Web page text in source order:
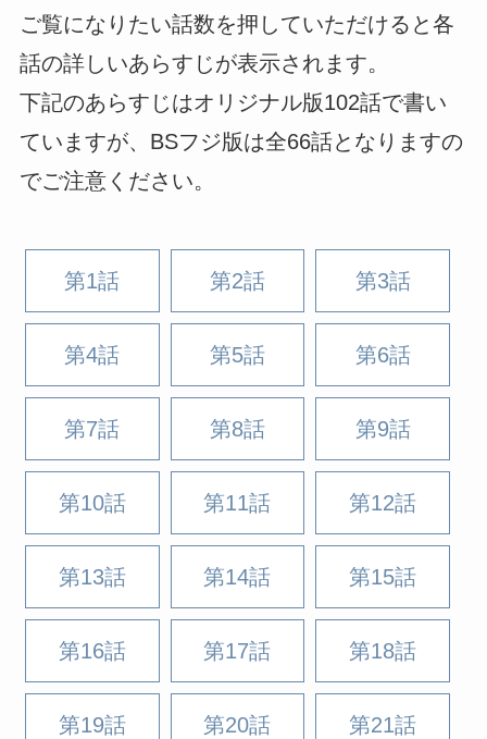
ご覧になりたい話数を押していただけると各
話の詳しいあらすじが表示されます。
下記のあらすじはオリジナル版102話で書い
ていますが、BSフジ版は全66話となりますの
でご注意ください。
第1話 第2話 第3話
第4話 第5話 第6話
第7話 第8話 第9話
第10話 第11話 第12話
第13話 第14話 第15話
第16話 第17話 第18話
第19話 第20話 第21話